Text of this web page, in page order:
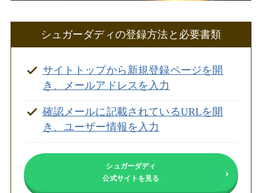
シュガーダディの登録方法と必要書類
サイトトップから新規登録ページを開
き、メールアドレスを入力
確認メールに記載されているURLを開
き、ユーザー情報を入力
シュガーダディ
公式サイトを見る